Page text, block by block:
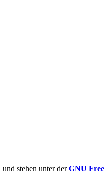
und stehen unter derGNU